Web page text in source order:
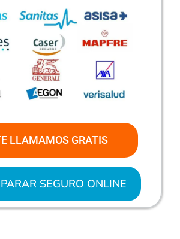
LLAMAMOS GRATIS
SEGURO ONLINE